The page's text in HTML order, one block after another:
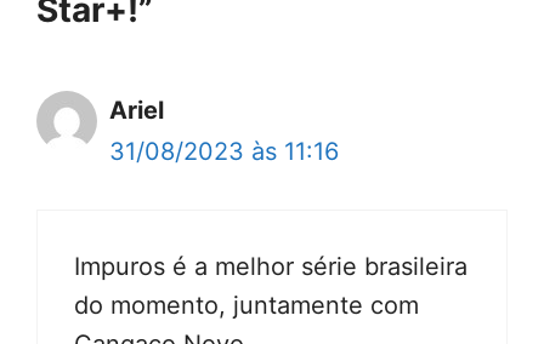
Star+!”
Ariel
31/08/2023 às 11:16
Impuros é a melhor série brasileira
do momento, juntamente com